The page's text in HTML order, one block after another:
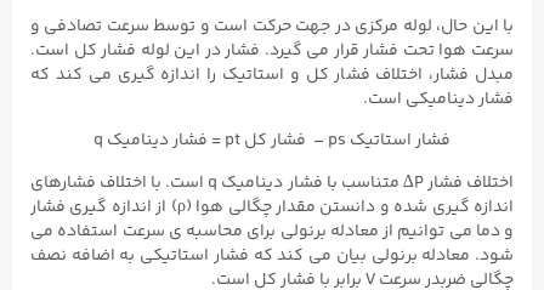
با این حال، لوله مرکزی در جهت حرکت است و توسط سرعت تصادفی و
سرعت هوا تحت فشار قرار می گیرد. فشار در این لوله فشار کل است.
مبدل فشار، اختلاف فشار کل و استاتیک را اندازه گیری می کند که
فشار دینامیکی است.
فشار استاتیک ps – فشار کل pt = فشار دینامیک q
اختلاف فشار P∆ متناسب با فشار دینامیک q است. با اختلاف فشارهای
اندازه گیری شده و دانستن مقدار چگالی هوا (ρ) از اندازه گیری فشار
و دما می توانیم از معادله برنولی برای محاسبه ی سرعت استفاده می
شود. معادله برنولی بیان می کند که فشار استاتیکی به اضافه نصف
چگالی ضربدر سرعت V برابر با فشار کل است.